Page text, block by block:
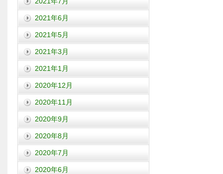
2021年6月
2021年5月
2021年3月
2021年1月
2020年12月
2020年11月
2020年9月
2020年8月
2020年7月
2020年6月